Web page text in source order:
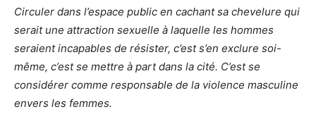
Circuler dans l’espace public en cachant sa chevelure qui
serait une attraction sexuelle à laquelle les hommes
seraient incapables de résister, c’est s’en exclure soi-
même, c’est se mettre à part dans la cité. C’est se
considérer comme responsable de la violence masculine
envers les femmes.